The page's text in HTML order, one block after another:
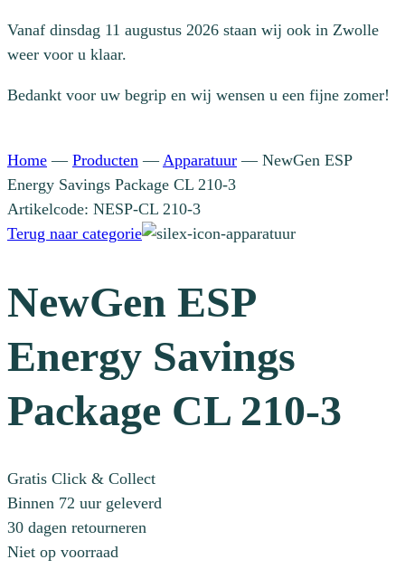
Vanaf dinsdag 11 augustus 2026 staan wij ook in Zwolle
weer voor u klaar.
Bedankt voor uw begrip en wij wensen u een fijne zomer!
Home — Producten —Apparatuur — NewGen ESP
Energy Savings Package CL 210-3
Artikelcode: NESP-CL 210-3
Terug naar categorie
NewGen ESP
Energy Savings
Package CL 210-3
Gratis Click & Collect
Binnen 72 uur geleverd
30 dagen retourneren
Niet op voorraad